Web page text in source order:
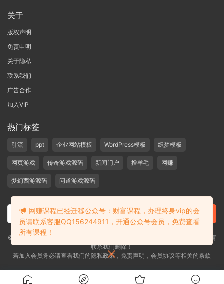
关于
版权声明
免责申明
关于隐私
联系我们
广告合作
加入VIP
热门标签
引流 ppt 企业网站模板 WordPress模板 织梦模板
网页游戏 传奇游戏源码 新闻门户 撸羊毛 网赚
梦幻西游源码 问道游戏源码
©2019-2020 愁资源 站内大部分资源收集于网络，若侵犯了您的合法权益，请
联系我们删除！
若加入会员务必请查看我们的隐私政策，免责声明，会员协议等相关的条款
网赚课程已经迁移公众号：财富课程，办理终身vip的会
员请联系客服QQ156244911，开通公众号会员，免费查看
所有课程！